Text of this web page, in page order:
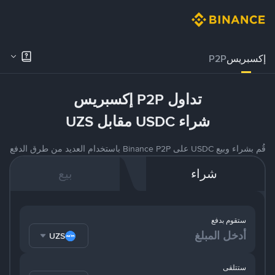
إكسبريسP2P
تداول P2P إكسبريس
شراء USDC مقابل UZS
قُم بشراء وبيع USDC على Binance P2P باستخدام العديد من طرق الدفع
شراء بيع
ستقوم بدفع
UZS
ستتلقى